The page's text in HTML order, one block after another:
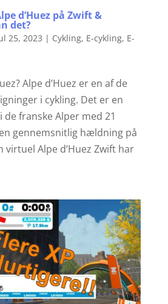
d’Huez på Zwift &
det?
25, 2023 | Cykling, E-cykling, E-
Alpe d’Huez er en af de
i cykling. Det er en
de franske Alper med 21
gennemsnitlig hældning på
virtuel Alpe d’Huez Zwift har